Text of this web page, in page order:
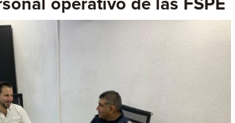
operativo de las FSPE